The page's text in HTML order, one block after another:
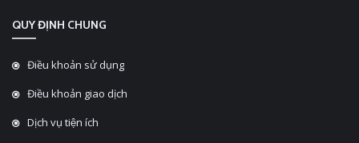
QUY ĐỊNH CHUNG
Điều khoản sử dụng
Điều khoản giao dịch
Dịch vụ tiện ích